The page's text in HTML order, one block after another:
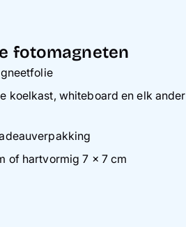
fotomagneten
koelkast, whiteboard en elk ander
of hartvormig 7 x 7 cm